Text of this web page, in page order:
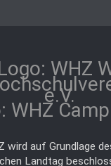
wird auf Grundlage
Landtag